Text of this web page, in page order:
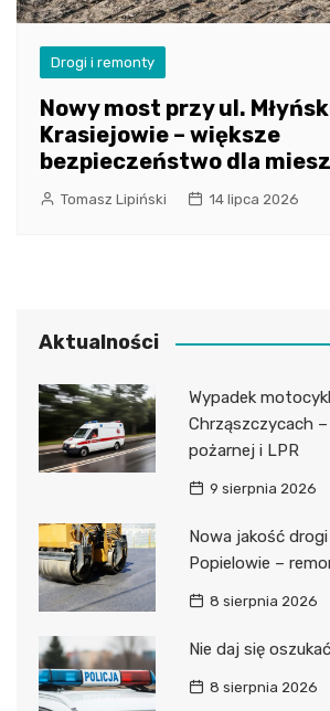
Drogi i remonty
Nowy most przy ul.
Krasiejowie – większe
bezpieczeństwo dla
Tomasz Lipiński 14 lipca 2026
Aktualności
Wypadek
Chrząszczycach
pożarnej i LPR
9 sierpnia 2026
Nowa jakość
Popielowie –
8 sierpnia 2026
Nie daj się
8 sierpnia 2026